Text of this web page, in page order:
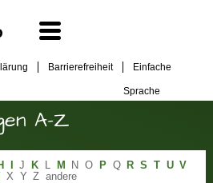
Barrierefreiheit Einfache
Sprache
A-Z
J K L M N O P Q R S T U V
X Y Z andere